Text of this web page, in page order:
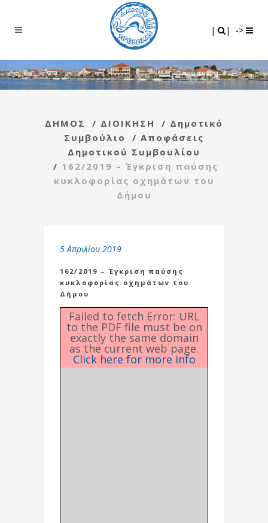
| | ->
ΔΗΜΟΣ / ΔΙΟΙΚΗΣΗ / Δημοτικό
Συμβούλιο
/ Αποφάσεις
Δημοτικού Συμβουλίου
/ 162/2019 – Έγκριση παύσης
κυκλοφορίας οχημάτων του
Δήμου
5 Απριλίου 2019
162/2019 – Έγκριση παύσης
κυκλοφορίας οχημάτων του
Δήμου
Failed to fetch Error: URL
to the PDF file must be on
exactly the same domain
as the current web page.
Click here for more info